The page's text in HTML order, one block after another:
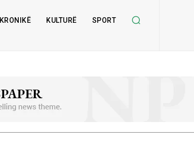
KRONIKË KULTURË SPORT